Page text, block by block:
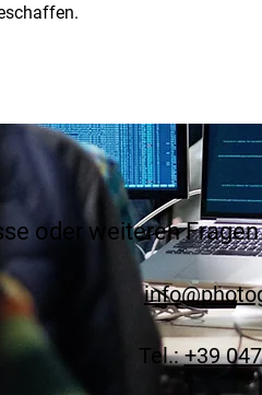
oder weiteren
Tel.:+39